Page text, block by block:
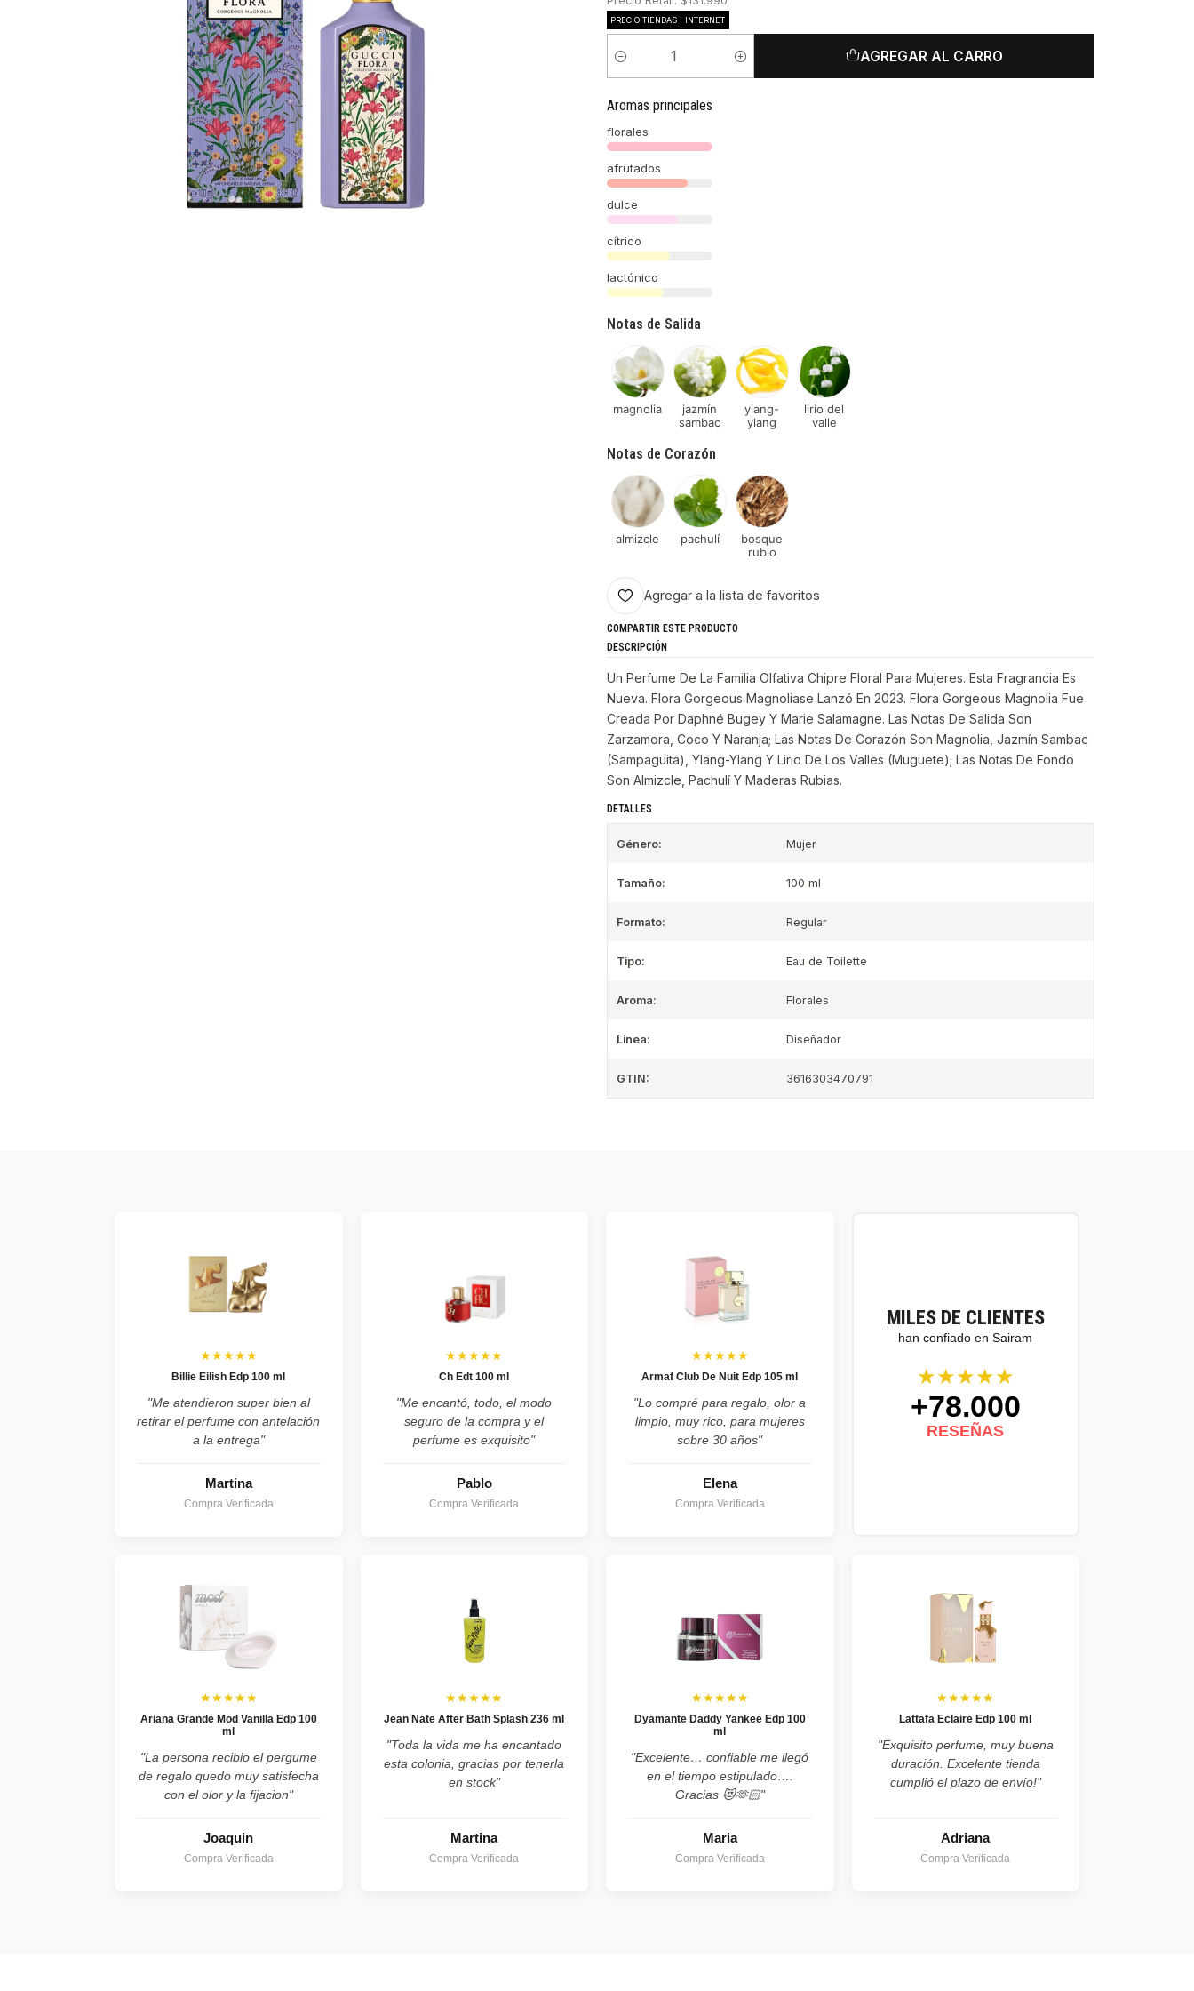
PRECIO TIENDAS | INTERNET
Cantidad
AGREGAR AL CARRO
Aromas principales
florales
afrutados
dulce
cítrico
lactónico
Notas de Salida
magnolia
jazmín
sambac
ylang-
ylang
lirio del
valle
Notas de Corazón
almizcle pachulí
bosque
rubio
Agregar a la lista de favoritos
COMPARTIR ESTE PRODUCTO
DESCRIPCIÓN
Un Perfume De La Familia Olfativa Chipre Floral Para Mujeres. Esta Fragrancia Es
Nueva. Flora Gorgeous Magnoliase Lanzó En 2023. Flora Gorgeous Magnolia Fue
Creada Por Daphné Bugey Y Marie Salamagne. Las Notas De Salida Son
Zarzamora, Coco Y Naranja; Las Notas De Corazón Son Magnolia, Jazmín Sambac
(Sampaguita), Ylang-Ylang Y Lirio De Los Valles (Muguete); Las Notas De Fondo
Son Almizcle, Pachulí Y Maderas Rubias.
DETALLES
Género: Mujer
Tamaño: 100 ml
Formato: Regular
Tipo: Eau de Toilette
Aroma: Florales
Linea: Diseñador
GTIN: 3616303470791
MILES DE CLIENTES
han confiado en Sairam
★★★★★
+78.000
RESEÑAS
★★★★★
Billie Eilish Edp 100 ml
"Me atendieron super bien al
retirar el perfume con antelación
a la entrega"
Martina
Compra Verificada
★★★★★
Ch Edt 100 ml
"Me encantó, todo, el modo
seguro de la compra y el
perfume es exquisito"
Pablo
Compra Verificada
★★★★★
Armaf Club De Nuit Edp 105 ml
"Lo compré para regalo, olor a
limpio, muy rico, para mujeres
sobre 30 años"
Elena
Compra Verificada
★★★★★
Ariana Grande Mod Vanilla Edp 100
ml
"La persona recibio el pergume
de regalo quedo muy satisfecha
con el olor y la fijacion"
Joaquin
Compra Verificada
★★★★★
Jean Nate After Bath Splash 236 ml
"Toda la vida me ha encantado
esta colonia, gracias por tenerla
en stock"
Martina
Compra Verificada
★★★★★
Dyamante Daddy Yankee Edp 100
ml
"Excelente… confiable me llegó
en el tiempo estipulado….
Gracias 😻🫶🏻"
Maria
Compra Verificada
★★★★★
Lattafa Eclaire Edp 100 ml
"Exquisito perfume, muy buena
duración. Excelente tienda
cumplió el plazo de envío!"
Adriana
Compra Verificada